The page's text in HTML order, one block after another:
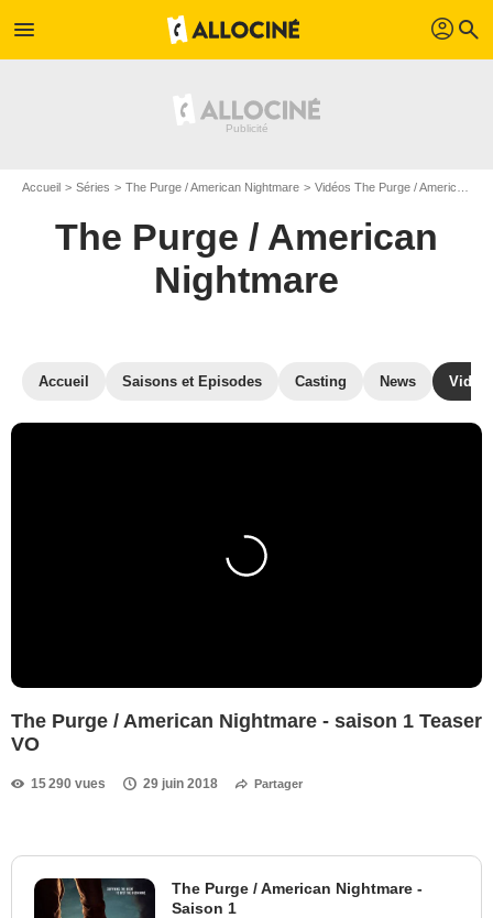
menu profil search
Accueil Séries The Purge / American Nightmare Vidéos The Purge / American Nightmare
The Purge / American
Nightmare
Accueil Saisons et Episodes Casting News
The Purge / American Nightmare - saison 1 Teaser
VO
15 290 vues 29 juin 2018 Partager
The Purge / American Nightmare -
Saison 1